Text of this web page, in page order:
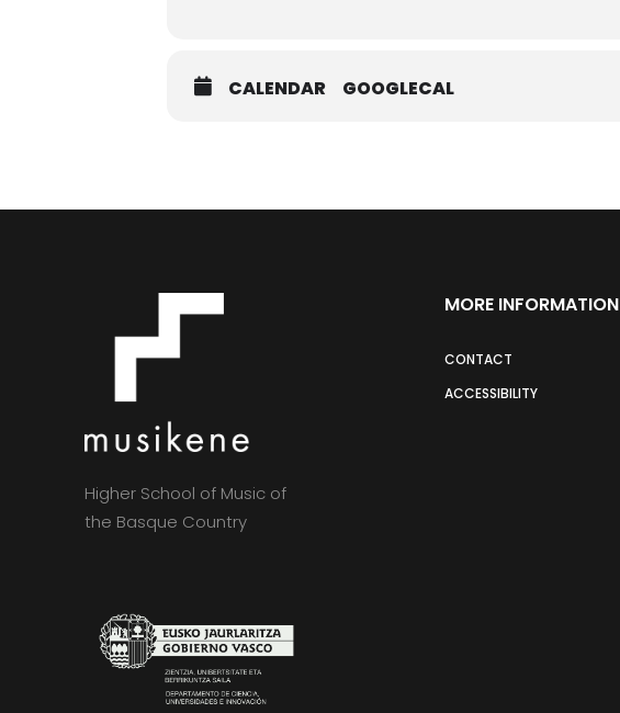
CALENDAR GOOGLECAL
Higher School of Music of
the Basque Country
MORE INFORMATION
CONTACT
ACCESSIBILITY